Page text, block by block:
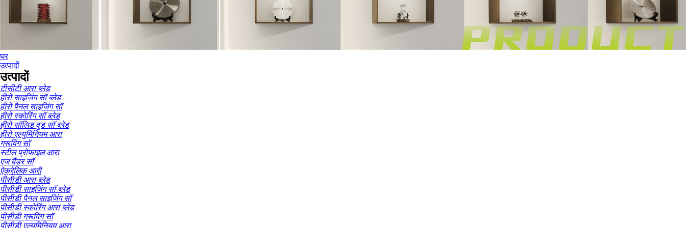
घर
उत्पादों
उत्पादों
टीसीटी आरा ब्लेड
हीरो साइजिंग सॉ ब्लेड
हीरो पैनल साइजिंग सॉ
हीरो स्कोरिंग सॉ ब्लेड
हीरो सॉलिड वुड सॉ ब्लेड
हीरो एल्युमिनियम आरा
ग्रूविंग सॉ
स्टील प्रोफाइल आरा
एज बैंडर सॉ
ऐक्रेलिक आरी
पीसीडी आरा ब्लेड
पीसीडी साइजिंग सॉ ब्लेड
पीसीडी पैनल साइजिंग सॉ
पीसीडी स्कोरिंग आरा ब्लेड
पीसीडी ग्रूविंग सॉ
पीसीडी एल्युमिनियम आरा